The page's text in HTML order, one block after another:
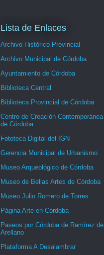
Lista de Enlaces
Archivo Histórico Provincial
Archivo Municipal de Córdoba
Ayuntamiento de Córdoba
Biblioteca Central
Biblioteca Provincial de Córdoba
Centro de Creación Contemporánea
de Córdoba
Fototeca Digital del IGN
Gerencia Municipal de Urbanismo
Museo Arqueológico de Córdoba
Museo de Bellas Artes de Córdoba
Museo Julio Romero de Torres
Página Arte en Córdoba
Paseos por Córdoba de Ramírez de
Arellano
Plataforma A Desalambrar